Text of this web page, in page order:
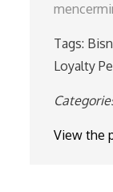
Tags:
Loyalty
View the